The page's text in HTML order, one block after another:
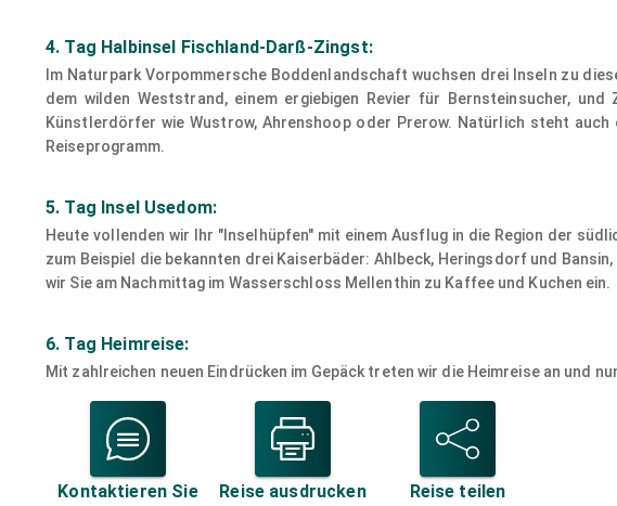
4. Tag Halbinsel Fischland-Darß-Zingst:
Im Naturpark Vorpommersche Boddenlandschaft wuchsen drei Inseln zu
dem wilden Weststrand, einem ergiebigen Revier für Bernsteinsucher,
Künstlerdörfer wie Wustrow, Ahrenshoop oder Prerow. Natürlich steht
Reiseprogramm.
5. Tag Insel Usedom:
Heute vollenden wir Ihr "Inselhüpfen" mit einem Ausflug in die Region der
zum Beispiel die bekannten drei Kaiserbäder: Ahlbeck, Heringsdorf und
wir Sie am Nachmittag im Wasserschloss Mellenthin zu Kaffee und Kuchen ein.
6. Tag Heimreise:
Mit zahlreichen neuen Eindrücken im Gepäck treten wir die Heimreise an und
Kontaktieren Sie
Reise ausdrucken Reise teilen